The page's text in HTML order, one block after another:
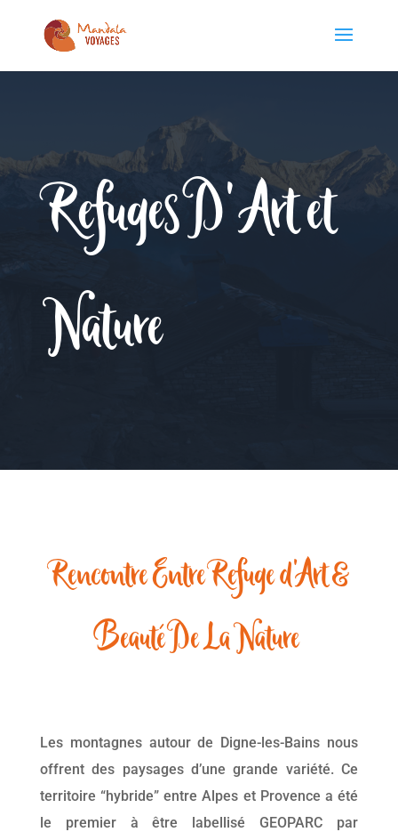
Refuges D'Art et
Nature
Rencontre Entre Refuge d’Art &
Beauté De La Nature
Les montagnes autour de Digne-les-Bains nous
offrent des paysages d’une grande variété. Ce
territoire “hybride” entre Alpes et Provence a été
le premier à être labellisé GEOPARC par